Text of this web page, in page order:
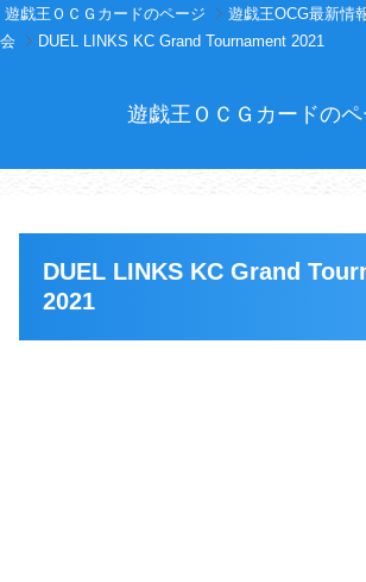
遊戯王ＯＣＧカードのページ 遊戯王OCG最新情
会
DUEL LINKS KC Grand Tournament 2021
遊戯王ＯＣＧカードの
DUEL LINKS KC Grand
2021